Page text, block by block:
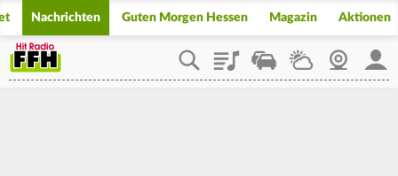
Nachrichten Guten Morgen Hessen Magazin Aktionen
PlaylistStaupilotWetterWebcam